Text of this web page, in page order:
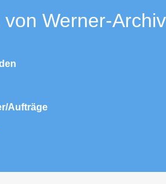
von Werner-Archiv
Aufträge